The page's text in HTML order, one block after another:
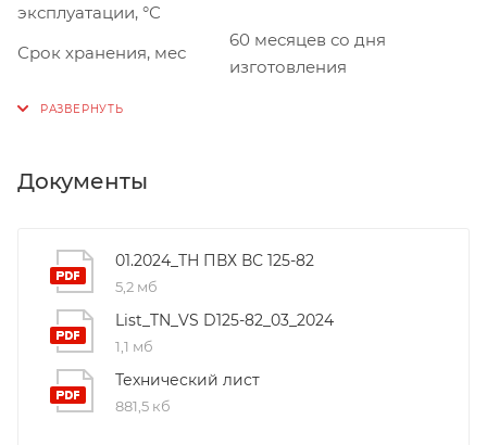
эксплуатации, °С
Срок хранения, мес
60 месяцев со дня
изготовления
Документы
01.2024_ТН ПВХ ВС 125-82
5,2 мб
List_TN_VS D125-82_03_2024
1,1 мб
Технический лист
881,5 кб